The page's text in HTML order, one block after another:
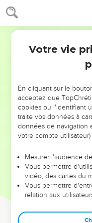
NE
ET SI LEURS
leur foi ou leur vision.
et les saisons difficiles
sont
Dans cette conférence,
clés pour avancer avec
Votre vie
En cliquant sur le
acceptez que
cookies ou l'identifiant
traite vos données à
données de navigation
votre compte
Mesurer l'audience
Vous permettre
vidéo, des cartes du
Vous permettre
relation aux